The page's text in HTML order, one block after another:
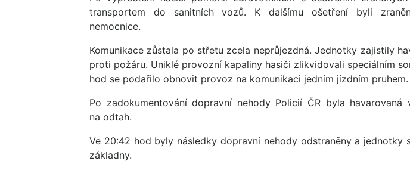
transportem do sanitních vozů. K dalšímu ošetření byli
nemocnice.
Komunikace zůstala po střetu zcela neprůjezdná. Jednotky zajistily
proti požáru. Uniklé provozní kapaliny hasiči zlikvidovali speciálním
hod se podařilo obnovit provoz na komunikaci jedním jízdním pruhem.
Po zadokumentování dopravní nehody Policií ČR byla havarovaná
na odtah.
Ve 20:42 hod byly následky dopravní nehody odstraněny a jednotky
základny.